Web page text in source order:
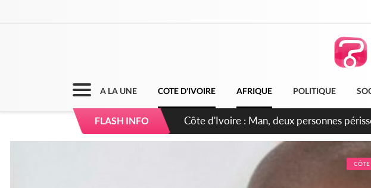
A LA UNE COTE D'IVOIRE AFRIQUE POLITIQUE
FLASH INFO
Côte d'Ivoire : Séileu, la célébration de la
dépigmentants dangereux